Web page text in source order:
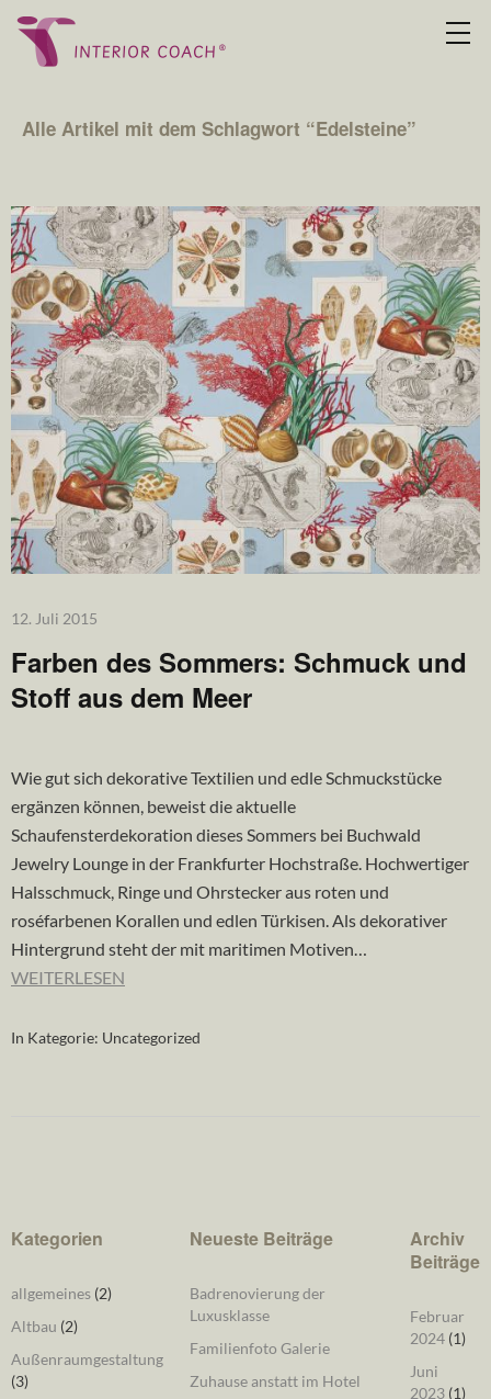
Alle Artikel mit dem Schlagwort “Edelsteine”
12. Juli 2015
Farben des Sommers: Schmuck und
Stoff aus dem Meer
Wie gut sich dekorative Textilien und edle Schmuckstücke
ergänzen können, beweist die aktuelle
Schaufensterdekoration dieses Sommers bei Buchwald
Jewelry Lounge in der Frankfurter Hochstraße. Hochwertiger
Halsschmuck, Ringe und Ohrstecker aus roten und
roséfarbenen Korallen und edlen Türkisen. Als dekorativer
Hintergrund steht der mit maritimen Motiven…
WEITERLESEN
In Kategorie: Uncategorized
Kategorien
allgemeines (2)
Altbau (2)
Außenraumgestaltung
(3)
Neueste Beiträge
Badrenovierung der
Luxusklasse
Familienfoto Galerie
Zuhause anstatt im Hotel
Archiv
Beiträge
Februar
2024(1)
Juni
2023(1)